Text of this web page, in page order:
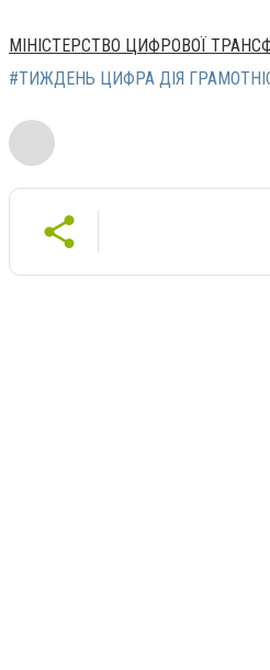
МІНІСТЕРСТВО ЦИФРОВОЇ
#ТИЖДЕНЬ ЦИФРА ДІЯ